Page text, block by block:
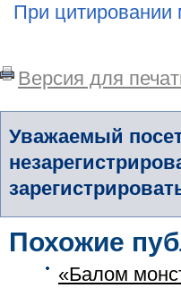
При цитировании
Версия для
Уважаемый
Похожие
«Балом